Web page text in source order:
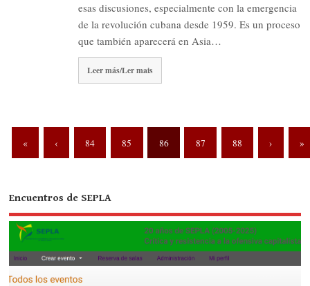
esas discusiones, especialmente con la emergencia
de la revolución cubana desde 1959. Es un proceso
que también aparecerá en Asia…
Leer más/Ler mais
« ‹ 84 85 86 87 88 › »
Encuentros de SEPLA